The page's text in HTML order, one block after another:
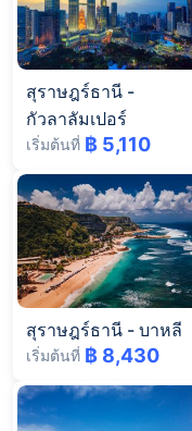
สุราษฎร์ธานี -
กัวลาลัมเปอร์
เริ่มต้นที่ ฿ 5,110
สุราษฎร์ธานี - บาหลี
เริ่มต้นที่ ฿ 8,430